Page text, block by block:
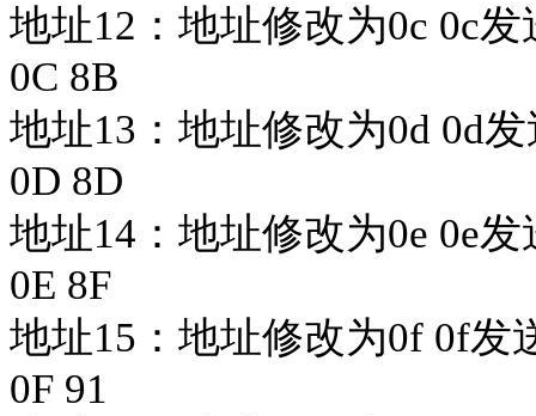
地址12： 地址修改为0c 0c发
0C 8B
地址13： 地址修改为0d 0d
0D 8D
地址14： 地址修改为0e 0e
0E 8F
地址15： 地址修改为0f 0f发
0F 91